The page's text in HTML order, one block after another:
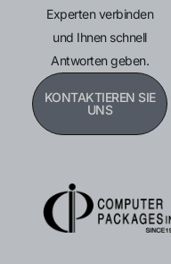
Experten verbinden
und Ihnen schnell
Antworten geben.
KONTAKTIEREN SIE
UNS